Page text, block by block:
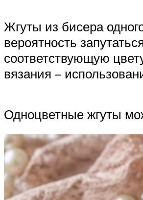
Жгуты из бисера
вероятность
соответствующую
вязания –
Одноцветные жгуты